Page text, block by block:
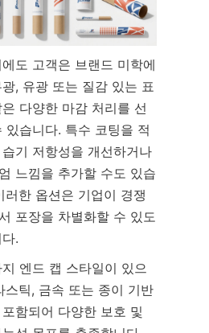
도 고객은 브랜드 미학에
, 유광 또는 질감 있는 표
다양한 마감 처리를 선
있습니다. 특수 코팅을 적
기 저항성을 개선하거나
느낌을 추가할 수도 있습
러한 옵션은 기업이 경쟁
포장을 차별화할 수 있도
.
엔드 캡 스타일이 있으
스틱, 금속 또는 종이 기반
함되어 다양한 보호 및